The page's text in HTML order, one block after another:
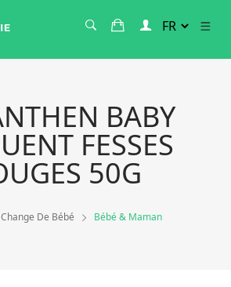
BABY
FESSES
50G
Change De Bébé Bébé & Maman